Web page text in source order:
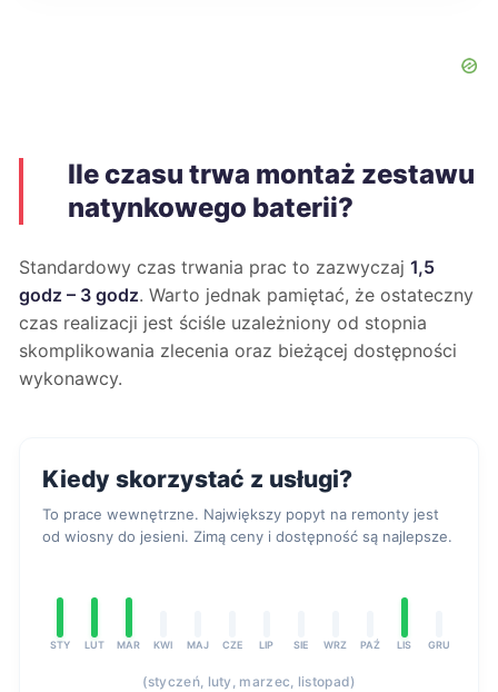
Ile czasu trwa montaż zestawu
natynkowego baterii?
Standardowy czas trwania prac to zazwyczaj 1,5
godz – 3 godz. Warto jednak pamiętać, że ostateczny
czas realizacji jest ściśle uzależniony od stopnia
skomplikowania zlecenia oraz bieżącej dostępności
wykonawcy.
Kiedy skorzystać z usługi?
To prace wewnętrzne. Największy popyt na remonty jest
od wiosny do jesieni. Zimą ceny i dostępność są najlepsze.
STY LUT MAR KWI MAJ CZE LIP SIE WRZ PAŹ LIS GRU
(styczeń, luty, marzec, listopad)